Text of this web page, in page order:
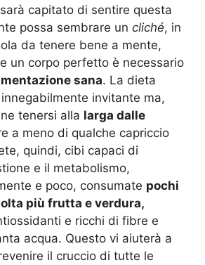
capitato di sentire questa
possa sembrare un cliché, in
da tenere bene a mente,
un corpo perfetto è necessario
sana. La dieta
invitante ma,
tenersi alla larga dalle
a meno di qualche capriccio
quindi, cibi capaci di
e il metabolismo,
e poco, consumate pochi
più frutta e verdura,
e ricchi di fibre e
acqua. Questo vi aiuterà a
il cruccio di tutte le